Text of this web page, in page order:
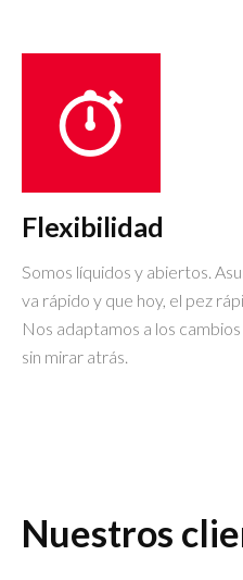
Flexibilidad
Somos líquidos y abiertos.
va rápido y que hoy, el pez
Nos adaptamos a los
sin mirar atrás.
Nuestros